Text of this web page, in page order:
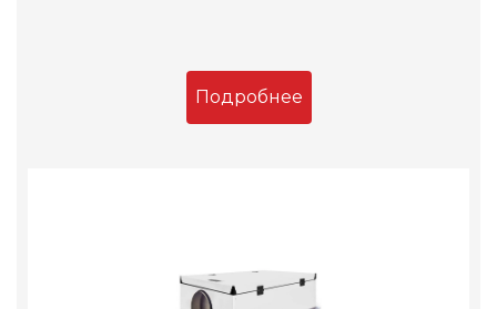
Подробнее